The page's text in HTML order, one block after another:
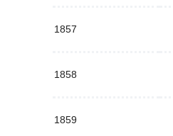
1857
1858
1859